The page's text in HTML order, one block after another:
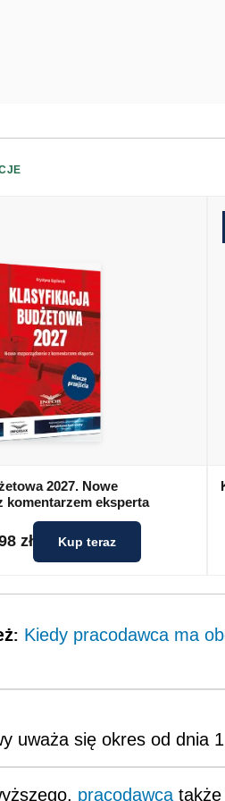
2027. Nowe
komentarzem eksperta
zł Kup teraz
Kiedy pracodawca ma
uważa się okres od dnia
pracodawca